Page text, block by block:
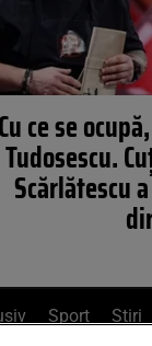
Cu ce se
Tudosescu.
Scărlătescu
Sport Știri